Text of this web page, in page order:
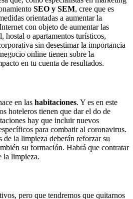
SEO y SEM, cree que es
orientadas a aumentar la
con objeto de aumentar las
hostal o apartamentos turísticos,
sin desestimar la importancia
online tienen sobre la
en tu cuenta de resultados.
en las habitaciones. Y es en este
hoteleros tienen que dar el do de
hay que incluir nuevos
para combatir al coronavirus.
de la limpieza deberán reforzar su
su formación. Habrá que contratar
la limpieza.
pero que tendremos que quitarnos